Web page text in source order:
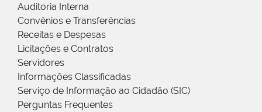
Auditoria Interna
Convênios e Transferências
Receitas e Despesas
Licitações e Contratos
Servidores
Informações Classificadas
Serviço de Informação ao Cidadão (SIC)
Perguntas Frequentes